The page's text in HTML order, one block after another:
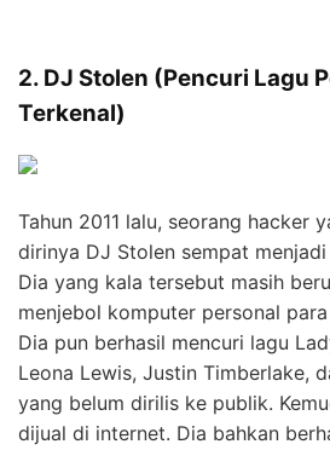
2. DJ Stolen (Pencuri Lagu
Terkenal)
Tahun 2011 lalu, seorang hacker
dirinya DJ Stolen sempat
Dia yang kala tersebut masih
menjebol komputer personal
Dia pun berhasil mencuri lagu
Leona Lewis, Justin Timberlake,
yang belum dirilis ke publik.
dijual di internet. Dia bahkan